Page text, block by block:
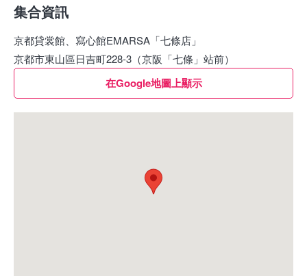
集合資訊
京都貸裳館、寫心館EMARSA「七條店」
京都市東山區日吉町228-3（京阪「七條」站前）
在Google地圖上顯示